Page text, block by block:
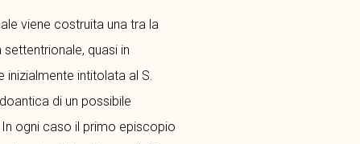
viene costruita una tra la
quasi in
intitolata al S.
di un possibile
ogni caso il primo episcopio